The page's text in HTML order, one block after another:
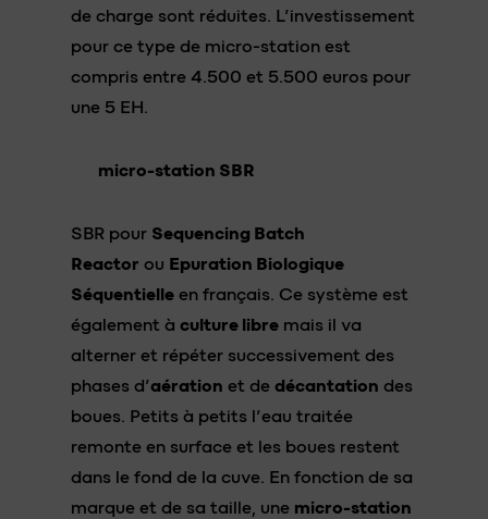
de charge sont réduites. L’investissement
pour ce type de micro-station est
compris entre 4.500 et 5.500 euros pour
une 5 EH.
micro-station SBR
SBR pour Sequencing Batch
Reactor ou Epuration Biologique
Séquentielle en français. Ce système est
également à culture libre mais il va
alterner et répéter successivement des
phases d’aération et de décantation des
boues. Petits à petits l’eau traitée
remonte en surface et les boues restent
dans le fond de la cuve. En fonction de sa
marque et de sa taille, une micro-station